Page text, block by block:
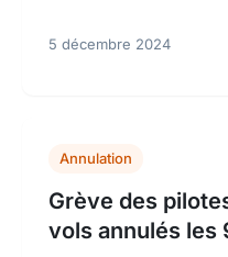
5 décembre 2024
Annulation
Grève des
vols annulés les